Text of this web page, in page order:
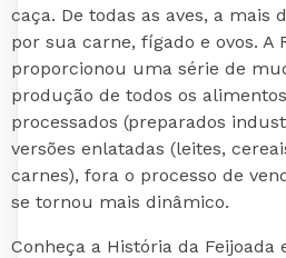
caça. De todas as aves, a mais
por sua carne, fígado e ovos. A
proporcionou uma série de
produção de todos os
processados (preparados
versões enlatadas (leites,
carnes), fora o processo de
se tornou mais dinâmico.
Conheça a História da Feijoada